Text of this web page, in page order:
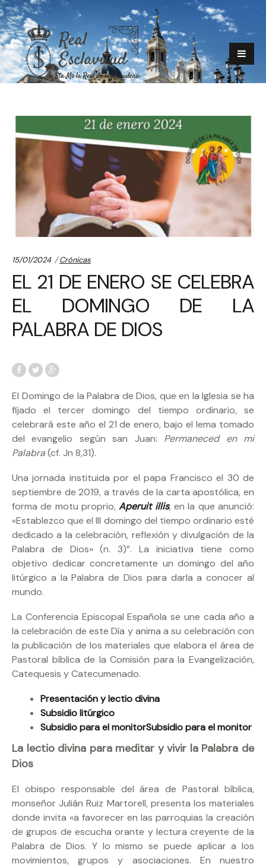
15/01/2024 Categories:
Crónicas
EL 21 DE ENERO SE CELEBRA
EL DOMINGO DE LA
PALABRA DE DIOS
El Domingo de la Palabra de Dios, que en la Iglesia se ha
fijado el tercer domingo del tiempo ordinario, se
celebrará este año el 21 de enero, bajo el lema tomado
del evangelio según san Juan: Permaneced en mi
Palabra(cf. Jn 8,31).
Una jornada instituida por el papa Francisco el 30 de
septiembre de 2019, a través de la carta apostólica, en
forma de motu proprio,Aperuit illis, en la que anunció:
«Establezco que el III domingo del tiempo ordinario esté
dedicado a la celebración, reflexión y divulgación de la
Palabra de Dios» (n. 3)”. La iniciativa tiene como
objetivo dedicar concretamente un domingo del año
litúrgico a la Palabra de Dios para darla a conocer al
mundo.
La Conferencia Episcopal Española se une cada año a
la celebración de este Día y anima a su celebración con
la publicación de los materiales que elabora el área de
Pastoral bíblica de la Comisión para la Evangelización,
Catequesis y Catecumenado.
Presentación y lectio divina
Subsidio litúrgico
Subsidio para el monitorSubsidio para el monitor
La lectio divina para meditar y vivir la Palabra de
Dios
El obispo responsable del área de Pastoral bíblica,
monseñor Julián Ruiz Martorell, presenta los materiales
donde invita «a favorecer en las parroquias la creación
de grupos de escucha orante y lectura creyente de la
Palabra de Dios. Y lo mismo se puede aplicar a los
movimientos, grupos y asociaciones. En nuestro